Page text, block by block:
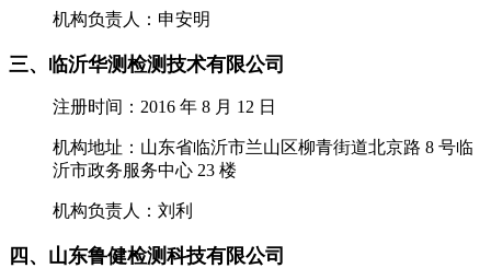
机构负责人：申安明
三、临沂华测检测技术有限公司
注册时间：2016 年 8 月 12 日
机构地址：山东省临沂市兰山区柳青街道北京路 8 号临
沂市政务服务中心 23 楼
机构负责人：刘利
四、山东鲁健检测科技有限公司